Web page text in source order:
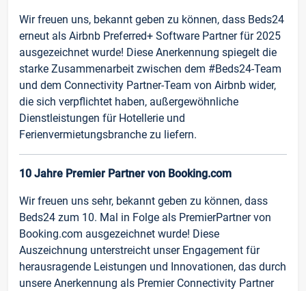
Wir freuen uns, bekannt geben zu können, dass Beds24
erneut als Airbnb Preferred+ Software Partner für 2025
ausgezeichnet wurde! Diese Anerkennung spiegelt die
starke Zusammenarbeit zwischen dem #Beds24-Team
und dem Connectivity Partner-Team von Airbnb wider,
die sich verpflichtet haben, außergewöhnliche
Dienstleistungen für Hotellerie und
Ferienvermietungsbranche zu liefern.
10 Jahre Premier Partner von Booking.com
Wir freuen uns sehr, bekannt geben zu können, dass
Beds24 zum 10. Mal in Folge als PremierPartner von
Booking.com ausgezeichnet wurde! Diese
Auszeichnung unterstreicht unser Engagement für
herausragende Leistungen und Innovationen, das durch
unsere Anerkennung als Premier Connectivity Partner